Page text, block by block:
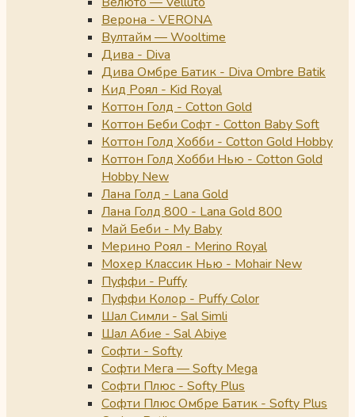
Верона - VERONA
Вултайм — Wooltime
Дива - Diva
Дива Омбре Батик - Diva Ombre Batik
Кид Роял - Kid Royal
Коттон Голд - Cotton Gold
Коттон Беби Софт - Cotton Baby Soft
Коттон Голд Хобби - Cotton Gold Hobby
Коттон Голд Хобби Нью - Cotton Gold
Hobby New
Лана Голд - Lana Gold
Лана Голд 800 - Lana Gold 800
Май Беби - My Baby
Мерино Роял - Merino Royal
Мохер Классик Нью - Mohair New
Пуффи - Puffy
Пуффи Колор - Puffy Color
Шал Симли - Sal Simli
Шал Абие - Sal Abiye
Софти - Softy
Софти Мега — Softy Mega
Софти Плюс - Softy Plus
Софти Плюс Омбре Батик - Softy Plus